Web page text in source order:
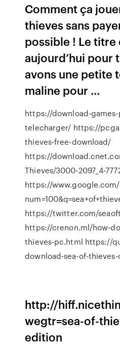
Comment ça
thieves sans
possible ! Le titre
aujourd’hui pour
avons une petite
maline pour ...
https://download-
telecharger/ https://
thieves-free-download/
https://
Thieves/3000-2097_4-
https://www.google.com/
https://twitter.com/
https://crenon.ml/how-
thieves-pc.html https://
download-sea-of-
http://
wegtr=sea-of-
edition